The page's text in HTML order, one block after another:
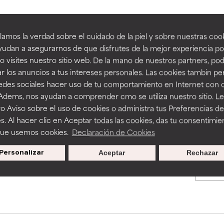
la verdad sobre el cuidado de la piel y sobre nuestras
a asegurarnos de que disfrutes de la mejor experiencia
visites nuestro sitio web. De la mano de nuestros partners,
los anuncios a tus intereses personales. Las cookies tambin
sociales hacer uso de tu comportamiento en Internet con
nos ayudan a comprender cmo se utiliza nuestro sitio.
Aviso sobre el uso de cookies o administra tus Preferencias de
Al hacer clic en Aceptar todas las cookies, das tu
usemos cookies. Declaración de Cookies
Personalizar Rechazar
Aceptar
BACK TO SEARCH
to assess ingredients in this dictionary. Regulations
tan beneficiosos como los de la categoría excelente, suelen ser
la estabilidad o la absorción de una fórmula.
ciertas limitaciones en cuanto a su apariencia, estabilidad o
básicos o que no cuentan con suficiente respaldo científico.
algunos beneficios se recomienda evitarlo por su
provocar efectos adversos como irritación, inflamación o
tan beneficiosos como los de la categoría excelente, suelen ser
la estabilidad o la absorción de una fórmula.
ciertas limitaciones en cuanto a su apariencia, estabilidad o
básicos o que no cuentan con suficiente respaldo científico.
algunos beneficios se recomienda evitarlo por su
provocar efectos adversos como irritación, inflamación o
Promociones exclusivas al